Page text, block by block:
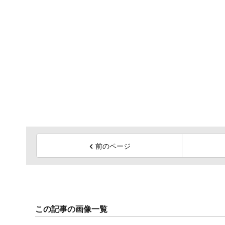
前のページ
この記事の画像一覧